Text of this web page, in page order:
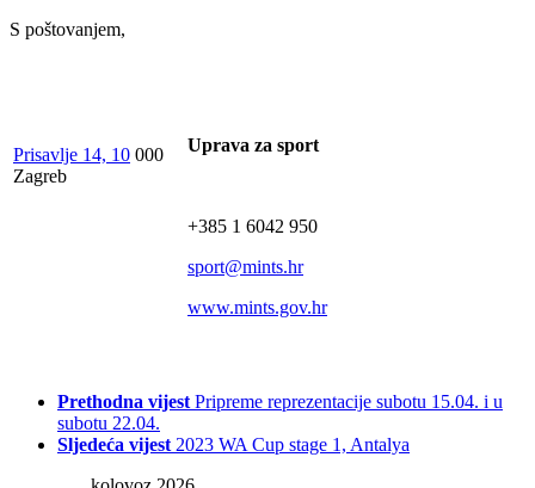
S poštovanjem,
Prisavlje 14, 10 000
Zagreb
Uprava za sport
+385 1 6042 950
sport@mints.hr
www.mints.gov.hr
Prethodna vijest Pripreme reprezentacije subotu 15.04. i u
subotu 22.04.
Sljedeća vijest 2023 WA Cup stage 1, Antalya